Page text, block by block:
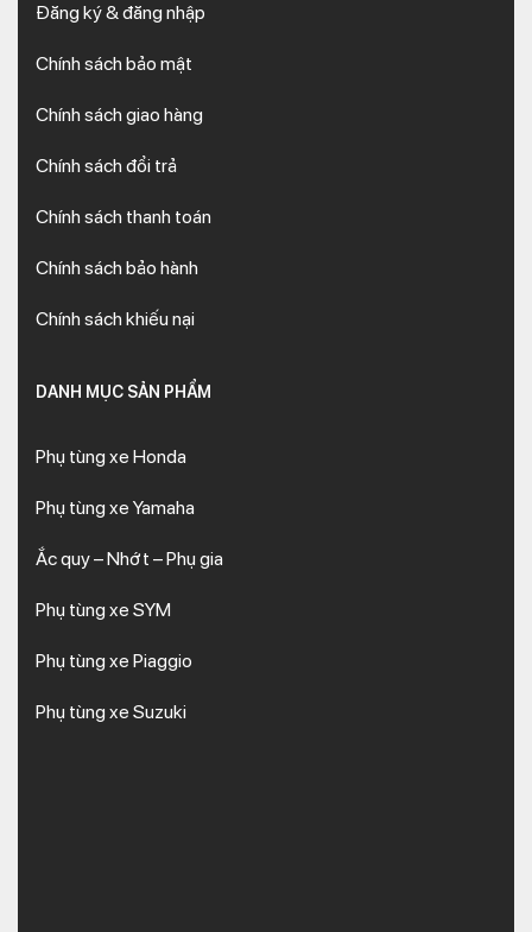
Đăng ký & đăng nhập
Chính sách bảo mật
Chính sách giao hàng
Chính sách đổi trả
Chính sách thanh toán
Chính sách bảo hành
Chính sách khiếu nại
DANH MỤC SẢN PHẨM
Phụ tùng xe Honda
Phụ tùng xe Yamaha
Ắc quy – Nhớt – Phụ gia
Phụ tùng xe SYM
Phụ tùng xe Piaggio
Phụ tùng xe Suzuki